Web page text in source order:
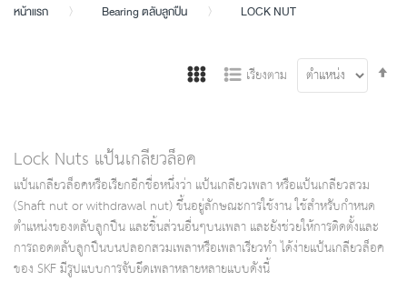
หน้าแรก Bearing ตลับลูกปืน LOCK NUT
Lock Nuts แป้นเกลียวล็อค
แป้นเกลียวล็อคหรือเรียกอีกชื่อหนึ่งว่า แป้นเกลียวเพลา หรือแป้นเกลียวสวม
(Shaft nut or withdrawal nut) ขึ้นอยู่ลักษณะการใช้งาน ใช้สำหรับกำหนด
ตำแหน่งของตลับลูกปืน และชิ้นส่วนอื่นๆบนเพลา และยังช่วยให้การติดตั้งและ
การถอดตลับลูกปืนบนปลอกสวมเพลาหรือเพลาเรียวทำ ได้ง่ายแป้นเกลียวล็อค
ของ SKF มีรูปแบบการจับยึดเพลาหลายหลายแบบดังนี้
เรียงตาม